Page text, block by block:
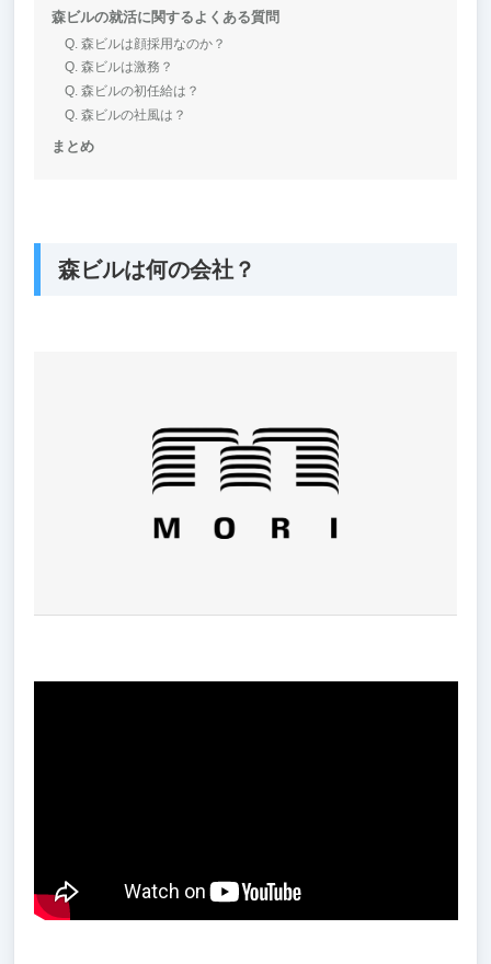
森ビルの就活に関するよくある質問
Q. 森ビルは顔採用なのか？
Q. 森ビルは激務？
Q. 森ビルの初任給は？
Q. 森ビルの社風は？
まとめ
森ビルは何の会社？